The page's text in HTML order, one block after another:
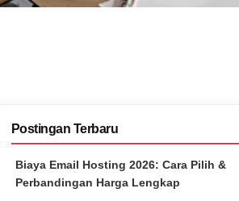
Postingan Terbaru
Biaya Email Hosting 2026: Cara Pilih &
Perbandingan Harga Lengkap